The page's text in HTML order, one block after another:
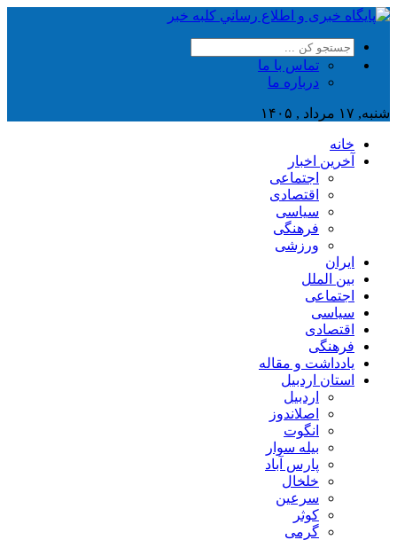
تماس با ما
درباره ما
شنبه, ۱۷ مرداد , ۱۴۰۵
خانه
آخرین اخبار
اجتماعی
اقتصادی
سیاسی
فرهنگی
ورزشی
ایران
بین الملل
اجتماعی
سیاسی
اقتصادی
فرهنگی
یادداشت و مقاله
استان اردبیل
اردبیل
اصلاندوز
انگوت
بیله سوار
پارس آباد
خلخال
سرعین
کوثر
گرمی